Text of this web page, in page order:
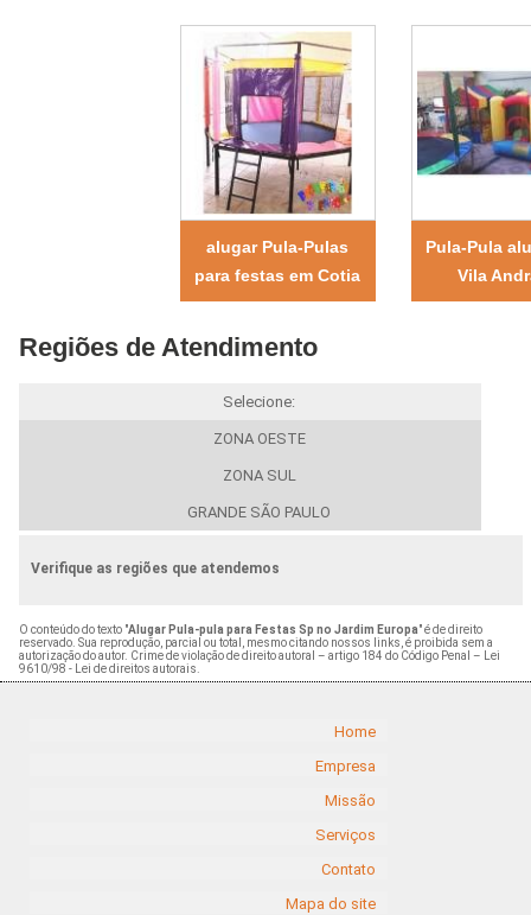
alugar Pula-Pulas
para festas em Cotia
Pula-Pula
Vila
Regiões de Atendimento
Selecione:
ZONA OESTE
ZONA SUL
GRANDE SÃO PAULO
Verifique as regiões que atendemos
O conteúdo do texto "Alugar Pula-pula para Festas Sp no Jardim Europa" é de direito
reservado. Sua reprodução, parcial ou total, mesmo citando nossos links, é proibida sem a
autorização do autor. Crime de violação de direito autoral – artigo 184 do Código Penal – Lei
9610/98 - Lei de direitos autorais.
Home
Empresa
Missão
Serviços
Contato
Mapa do site